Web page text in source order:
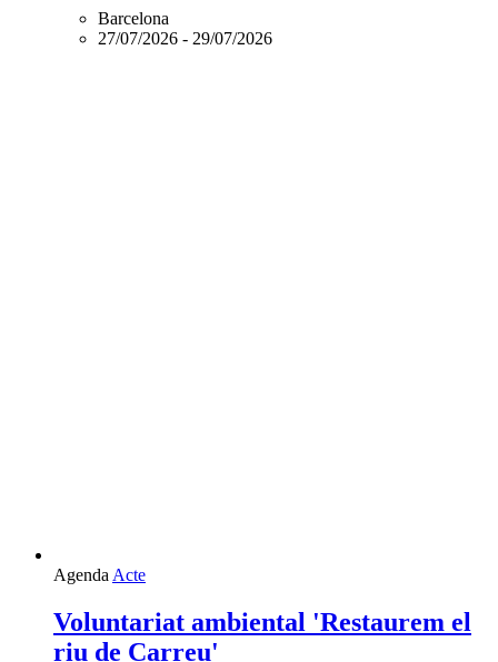
Barcelona
27/07/2026 - 29/07/2026
Agenda Acte
Voluntariat ambiental 'Restaurem el
riu de Carreu'